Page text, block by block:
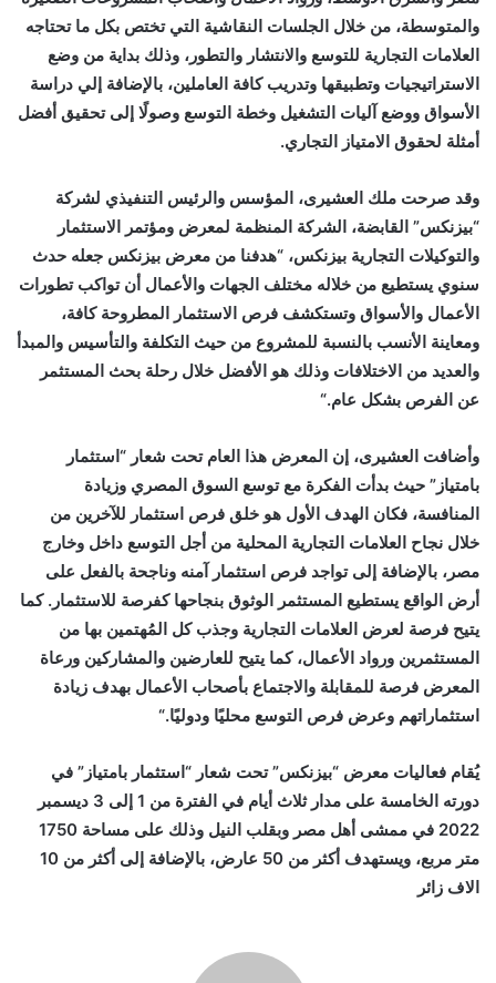
والمتوسطة، من خلال الجلسات النقاشية التي تختص بكل ما تحتاجه
العلامات التجارية للتوسع والانتشار والتطور، وذلك بداية من وضع
الاستراتيجيات وتطبيقها وتدريب كافة العاملين، بالإضافة إلي دراسة
الأسواق ووضع آليات التشغيل وخطة التوسع وصولًا إلى تحقيق أفضل
أمثلة لحقوق الامتياز التجاري.
وقد صرحت ملك العشيرى، المؤسس والرئيس التنفيذي لشركة
“بيزنكس” القابضة، الشركة المنظمة لمعرض ومؤتمر الاستثمار
والتوكيلات التجارية بيزنكس، “هدفنا من معرض بيزنكس جعله حدث
سنوي يستطيع من خلاله مختلف الجهات والأعمال أن تواكب تطورات
الأعمال والأسواق وتستكشف فرص الاستثمار المطروحة كافة،
ومعاينة الأنسب بالنسبة للمشروع من حيث التكلفة والتأسيس والمبدأ
والعديد من الاختلافات وذلك هو الأفضل خلال رحلة بحث المستثمر
عن الفرص بشكل عام“.
وأضافت العشيرى، إن المعرض هذا العام تحت شعار “استثمار
بامتياز” حيث بدأت الفكرة مع توسع السوق المصري وزيادة
المنافسة، فكان الهدف الأول هو خلق فرص استثمار للآخرين من
خلال نجاح العلامات التجارية المحلية من أجل التوسع داخل وخارج
مصر، بالإضافة إلى تواجد فرص استثمار آمنه وناجحة بالفعل على
أرض الواقع يستطيع المستثمر الوثوق بنجاحها كفرصة للاستثمار. كما
يتيح فرصة لعرض العلامات التجارية وجذب كل المُهتمين بها من
المستثمرين ورواد الأعمال، كما يتيح للعارضين والمشاركين ورعاة
المعرض فرصة للمقابلة والاجتماع بأصحاب الأعمال بهدف زيادة
استثماراتهم وعرض فرص التوسع محليًا ودوليًا“.
يُقام فعاليات معرض “بيزنكس” تحت شعار “استثمار بامتياز” في
دورته الخامسة على مدار ثلاث أيام في الفترة من 1 إلى 3 ديسمبر
2022 في ممشى أهل مصر وبقلب النيل وذلك على مساحة 1750
متر مربع، ويستهدف أكثر من 50 عارض، بالإضافة إلى أكثر من 10
الاف زائر